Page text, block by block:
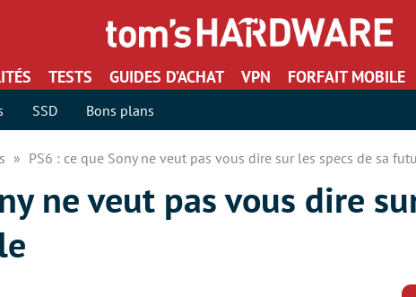
TESTS GUIDES D’ACHAT VPN FORFAIT MOBILE
SSD Bons plans
PS6 : ce que Sony ne veut pas vous dire sur les specs de sa
ne veut pas vous dire